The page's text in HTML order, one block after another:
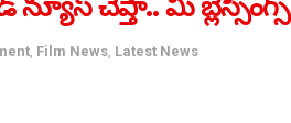
న్యూస్ చెప్తా.. మీ
, Film News, Latest News